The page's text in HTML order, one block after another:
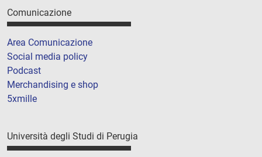
Comunicazione
Area Comunicazione
Social media policy
Podcast
Merchandising e shop
5xmille
Università degli Studi di Perugia